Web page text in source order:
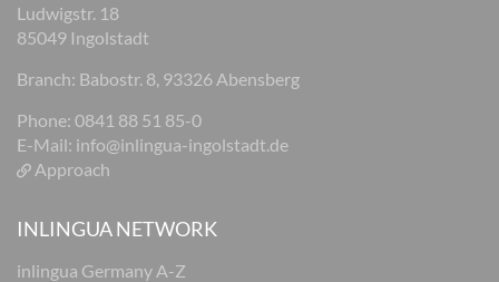
Ludwigstr. 18
85049 Ingolstadt
Branch: Babostr. 8, 93326 Abensberg
Phone: 0841 88 51 85-0
E-Mail: info@inlingua-ingolstadt.de
Approach
INLINGUA NETWORK
inlingua Germany A-Z